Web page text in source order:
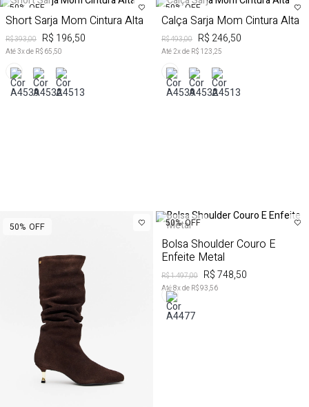
50% OFF
Short Sarja Mom Cintura Alta
R$ 393,00 R$ 196,50
Até3x de R$ 65,50
50% OFF
Calça Sarja Mom Cintura Alta
R$ 493,00 R$ 246,50
Até 2x de R$ 123,25
50% OFF 50% OFF
Bolsa Shoulder Couro E
Enfeite Metal
R$ 1.497,00 R$ 748,50
Até8x de R$ 93,56